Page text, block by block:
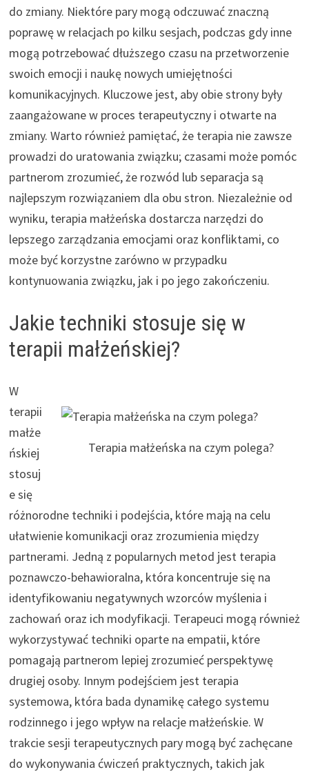
do zmiany. Niektóre pary mogą odczuwać znaczną
poprawę w relacjach po kilku sesjach, podczas gdy inne
mogą potrzebować dłuższego czasu na przetworzenie
swoich emocji i naukę nowych umiejętności
komunikacyjnych. Kluczowe jest, aby obie strony były
zaangażowane w proces terapeutyczny i otwarte na
zmiany. Warto również pamiętać, że terapia nie zawsze
prowadzi do uratowania związku; czasami może pomóc
partnerom zrozumieć, że rozwód lub separacja są
najlepszym rozwiązaniem dla obu stron. Niezależnie od
wyniku, terapia małżeńska dostarcza narzędzi do
lepszego zarządzania emocjami oraz konfliktami, co
może być korzystne zarówno w przypadku
kontynuowania związku, jak i po jego zakończeniu.
Jakie techniki stosuje się w
terapii małżeńskiej?
Terapia małżeńska na czym polega?
W
terapii
małże
ńskiej
stosuj
e się
różnorodne techniki i podejścia, które mają na celu
ułatwienie komunikacji oraz zrozumienia między
partnerami. Jedną z popularnych metod jest terapia
poznawczo-behawioralna, która koncentruje się na
identyfikowaniu negatywnych wzorców myślenia i
zachowań oraz ich modyfikacji. Terapeuci mogą również
wykorzystywać techniki oparte na empatii, które
pomagają partnerom lepiej zrozumieć perspektywę
drugiej osoby. Innym podejściem jest terapia
systemowa, która bada dynamikę całego systemu
rodzinnego i jego wpływ na relacje małżeńskie. W
trakcie sesji terapeutycznych pary mogą być zachęcane
do wykonywania ćwiczeń praktycznych, takich jak